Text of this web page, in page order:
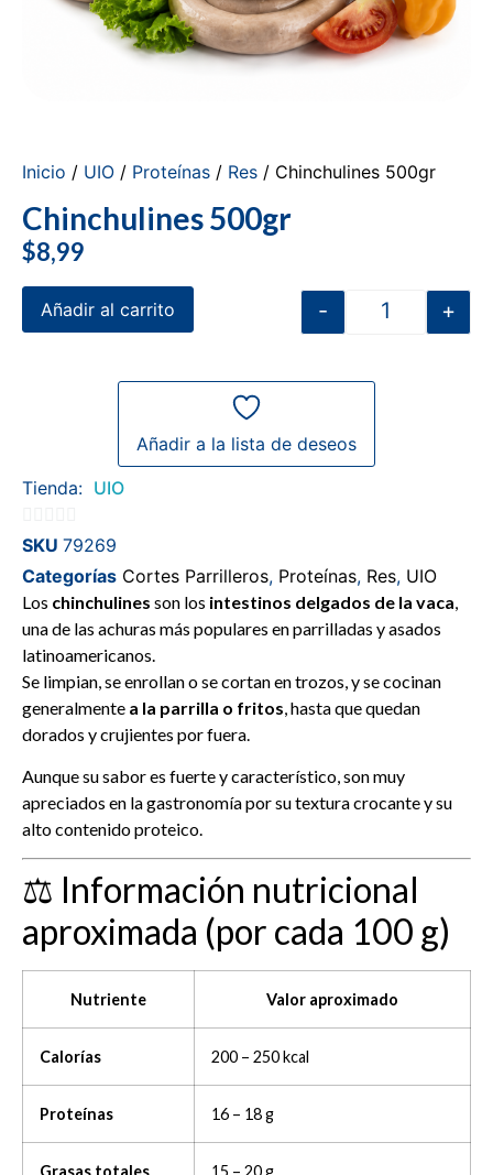
Inicio / UIO / Proteínas / Res / Chinchulines 500gr
Chinchulines 500gr
$8,99
- +
Añadir al carrito
Añadir a la lista de deseos
Tienda: UIO
0
de
5
SKU 79269
Categorías Cortes Parrilleros, Proteínas, Res, UIO
Los chinchulines son los intestinos delgados de la vaca
una de las achuras más populares en parrilladas y asados
latinoamericanos.
Se limpian, se enrollan o se cortan en trozos, y se cocinan
generalmente a la parrilla o fritos , hasta que quedan
dorados y crujientes por fuera.
Aunque su sabor es fuerte y característico, son muy
apreciados en la gastronomía por su textura crocante y su
alto contenido proteico.
⚖️ Información nutricional
aproximada (por cada 100 g)
Nutriente Valor aproximado
Calorías 200 – 250 kcal
Proteínas 16 – 18 g